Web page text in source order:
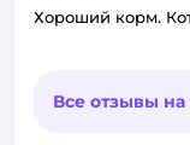
Хороший корм.
Все отзывы на